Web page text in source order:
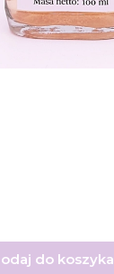
do koszyka